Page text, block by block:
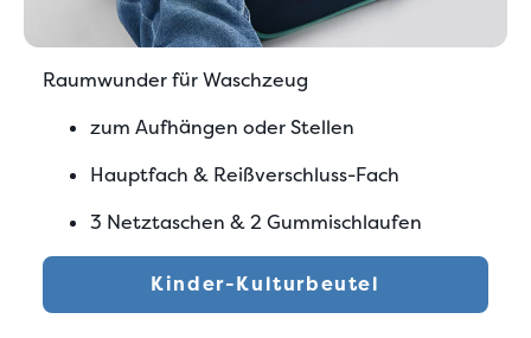
Raumwunder für Waschzeug
zum Aufhängen oder Stellen
Hauptfach & Reißverschluss-Fach
3 Netztaschen & 2 Gummischlaufen
Kinder-Kulturbeutel